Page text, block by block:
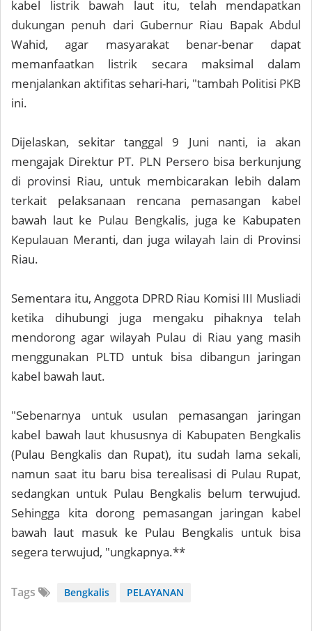
kabel listrik bawah laut itu, telah mendapatkan
dukungan penuh dari Gubernur Riau Bapak Abdul
Wahid, agar masyarakat benar-benar dapat
memanfaatkan listrik secara maksimal dalam
menjalankan aktifitas sehari-hari, "tambah Politisi PKB
ini.
Dijelaskan, sekitar tanggal 9 Juni nanti, ia akan
mengajak Direktur PT. PLN Persero bisa berkunjung
di provinsi Riau, untuk membicarakan lebih dalam
terkait pelaksanaan rencana pemasangan kabel
bawah laut ke Pulau Bengkalis, juga ke Kabupaten
Kepulauan Meranti, dan juga wilayah lain di Provinsi
Riau.
Sementara itu, Anggota DPRD Riau Komisi III Musliadi
ketika dihubungi juga mengaku pihaknya telah
mendorong agar wilayah Pulau di Riau yang masih
menggunakan PLTD untuk bisa dibangun jaringan
kabel bawah laut.
"Sebenarnya untuk usulan pemasangan jaringan
kabel bawah laut khususnya di Kabupaten Bengkalis
(Pulau Bengkalis dan Rupat), itu sudah lama sekali,
namun saat itu baru bisa terealisasi di Pulau Rupat,
sedangkan untuk Pulau Bengkalis belum terwujud.
Sehingga kita dorong pemasangan jaringan kabel
bawah laut masuk ke Pulau Bengkalis untuk bisa
segera terwujud, "ungkapnya.**
Tags Bengkalis PELAYANAN